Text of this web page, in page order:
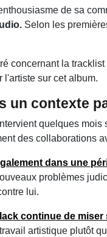
de sa
Selon les
concernant la
l'artiste sur cet album.
un contexte
quelques mois
des collaborations
dans une
problèmes
lui.
continue de
artistique plutôt